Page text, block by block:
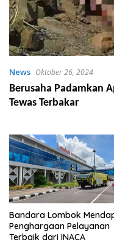
News Oktober 26, 2024
Berusaha Padamkan
Tewas Terbakar
Bandara Lombok
Penghargaan Pelayanan
Terbaik dari INACA